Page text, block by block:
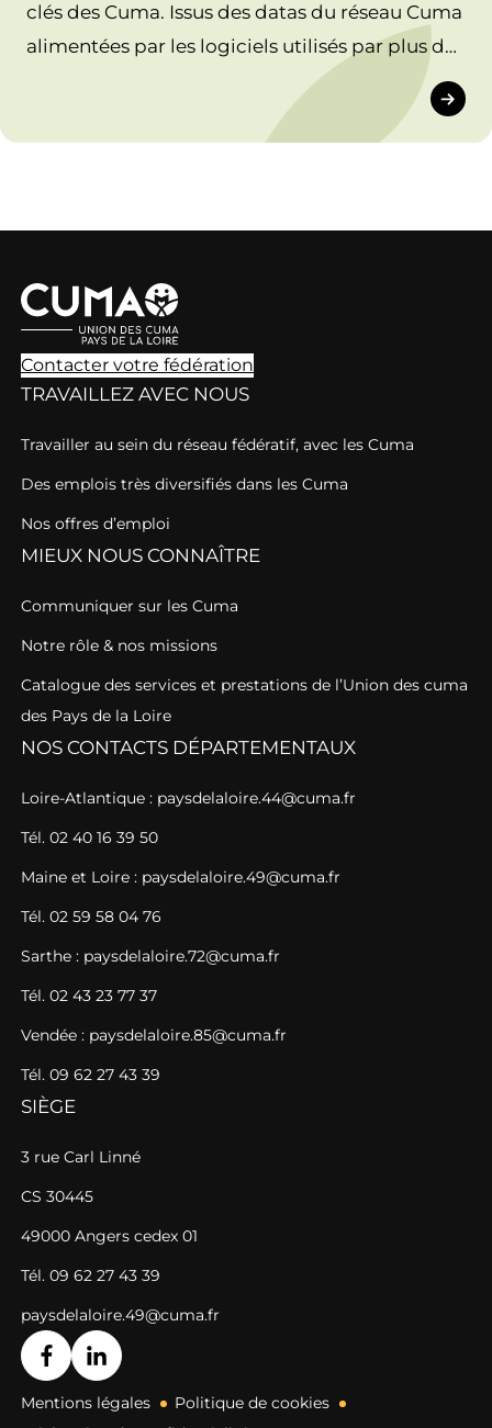
clés des Cuma. Issus des datas du réseau Cuma
alimentées par les logiciels utilisés par plus de
90 % des Cuma, ils montrent toute la
dynamique de ces coopératives dans le
paysage agricole français.
Contacter votre fédération
TRAVAILLEZ AVEC NOUS
Travailler au sein du réseau fédératif, avec les Cuma
Des emplois très diversifiés dans les Cuma
Nos offres d’emploi
MIEUX NOUS CONNAÎTRE
Communiquer sur les Cuma
Notre rôle & nos missions
Catalogue des services et prestations de l’Union des cuma
des Pays de la Loire
NOS CONTACTS DÉPARTEMENTAUX
Loire-Atlantique : paysdelaloire.44@cuma.fr
Tél. 02 40 16 39 50
Maine et Loire : paysdelaloire.49@cuma.fr
Tél. 02 59 58 04 76
Sarthe : paysdelaloire.72@cuma.fr
Tél. 02 43 23 77 37
Vendée : paysdelaloire.85@cuma.fr
Tél. 09 62 27 43 39
SIÈGE
3 rue Carl Linné
CS 30445
49000 Angers cedex 01
Tél. 09 62 27 43 39
paysdelaloire.49@cuma.fr
Mentions légales
Politique de cookies